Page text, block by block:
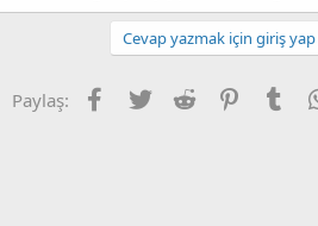
Cevap yazmak için giriş
Paylaş: Facebook
Twitter Reddit Pinterest